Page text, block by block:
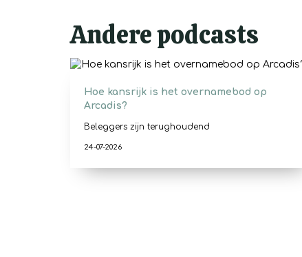
Andere podcasts
Hoe kansrijk is het overnamebod op
Arcadis?
Beleggers zijn terughoudend
24-07-2026